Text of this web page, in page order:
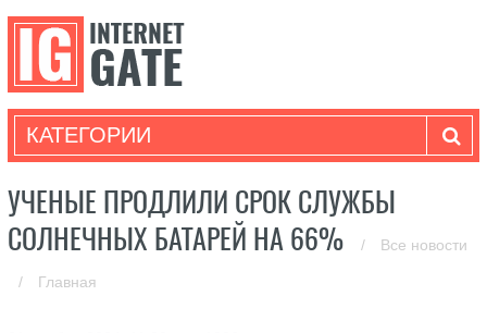
КАТЕГОРИИ
УЧЕНЫЕ ПРОДЛИЛИ СРОК СЛУЖБЫ
СОЛНЕЧНЫХ БАТАРЕЙ НА 66%
/ Все новости
/ Главная